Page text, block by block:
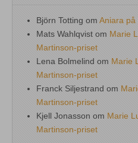
Björn Totting om Aniara på
Mats Wahlqvist om Marie
Martinson-priset
Lena Bolmelind om Marie
Martinson-priset
Franck Siljestrand om
Martinson-priset
Kjell Jonasson om Marie
Martinson-priset